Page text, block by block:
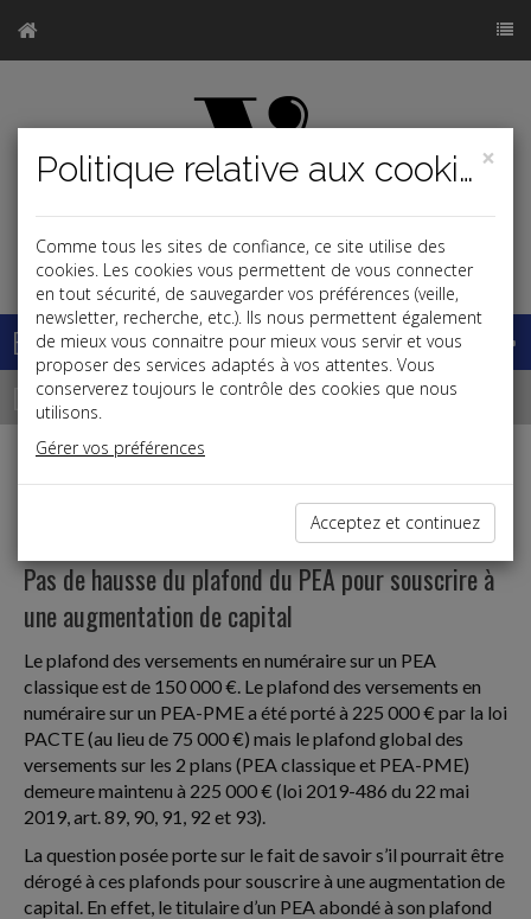
Base documentaire
Dépêches
Pas de hausse du plafond du PEA pour souscrire à
une augmentation de capital
Le plafond des versements en numéraire sur un PEA
classique est de 150 000 €. Le plafond des versements en
numéraire sur un PEA-PME a été porté à 225 000 € par la loi
PACTE (au lieu de 75 000 €) mais le plafond global des
versements sur les 2 plans (PEA classique et PEA-PME)
demeure maintenu à 225 000 € (loi 2019-486 du 22 mai
2019, art. 89, 90, 91, 92 et 93).
La question posée porte sur le fait de savoir s’il pourrait être
dérogé à ces plafonds pour souscrire à une augmentation de
capital. En effet, le titulaire d’un PEA abondé à son plafond
×
Politique relative aux cookies
Comme tous les sites de confiance, ce site utilise des
cookies. Les cookies vous permettent de vous connecter
en tout sécurité, de sauvegarder vos préférences (veille,
newsletter, recherche, etc.). Ils nous permettent également
de mieux vous connaitre pour mieux vous servir et vous
proposer des services adaptés à vos attentes. Vous
conserverez toujours le contrôle des cookies que nous
utilisons.
Gérer vos préférences
Acceptez et continuez